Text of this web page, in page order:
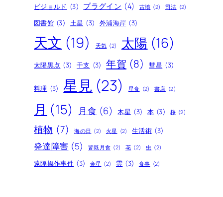
ビジョルド (3) プラグイン (4) 古墳 (2) 司法 (2)
図書館 (3) 土星 (3) 外浦海岸 (3)
天文 (19) 天気 (2) 太陽 (16)
太陽黒点 (3) 干支 (3) 年賀 (8) 彗星 (3)
料理 (3) 星見 (23) 星食 (2) 書店 (2)
月 (15) 月食 (6) 木星 (3) 本 (3) 桜 (2)
植物 (7) 海の日 (2) 火星 (2) 生活術 (3)
発達障害 (5) 皆既月食 (2) 花 (2) 虫 (2)
遠隔操作事件 (3) 金星 (2) 雲 (3) 食事 (2)